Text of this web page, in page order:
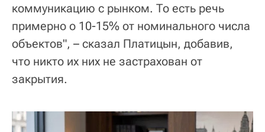
коммуникацию с рынком. То есть речь
примерно о 10-15% от номинального числа
объектов", – сказал Платицын, добавив,
что никто их них не застрахован от
закрытия.